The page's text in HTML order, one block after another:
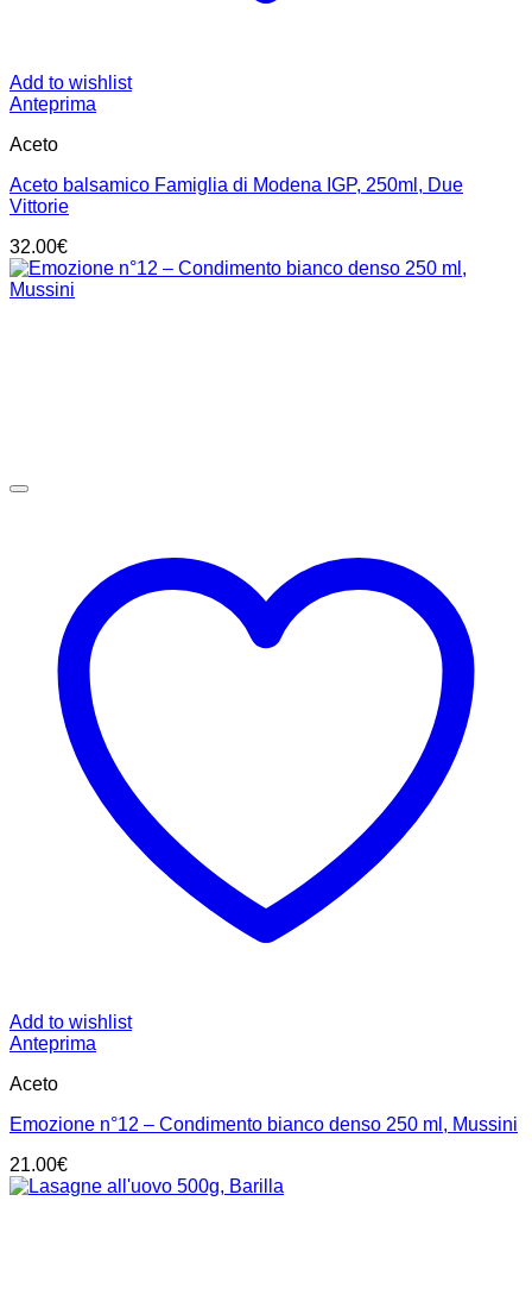
Add to wishlist
Anteprima
Aceto
Aceto balsamico Famiglia di Modena IGP, 250ml, Due
Vittorie
32.00€
Add to wishlist
Anteprima
Aceto
Emozione n°12 – Condimento bianco denso 250 ml, Mussini
21.00€